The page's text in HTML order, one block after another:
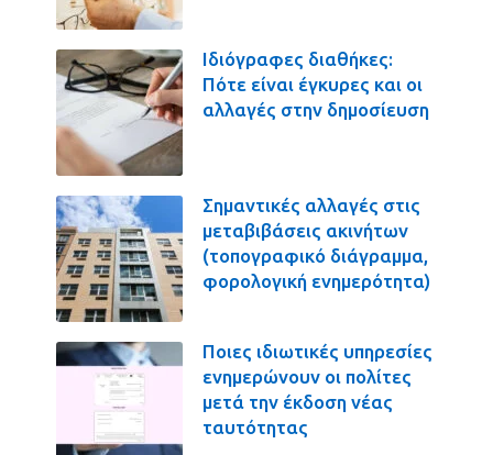
Ιδιόγραφες διαθήκες:
Πότε είναι έγκυρες και οι
αλλαγές στην δημοσίευση
Σημαντικές αλλαγές στις
μεταβιβάσεις ακινήτων
(τοπογραφικό διάγραμμα,
φορολογική ενημερότητα)
Ποιες ιδιωτικές υπηρεσίες
ενημερώνουν οι πολίτες
μετά την έκδοση νέας
ταυτότητας